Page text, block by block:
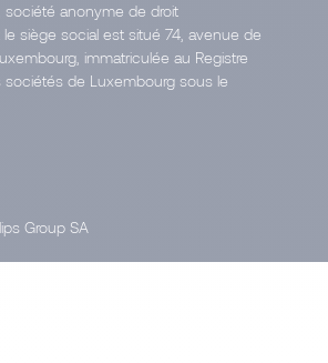
société anonyme de droit
siège social est situé 74, avenue de
immatriculée au Registre
de Luxembourg sous le
Group SA